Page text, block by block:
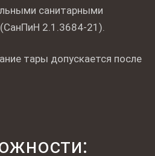
санитарными
2.1.3684-21).
тары допускается после